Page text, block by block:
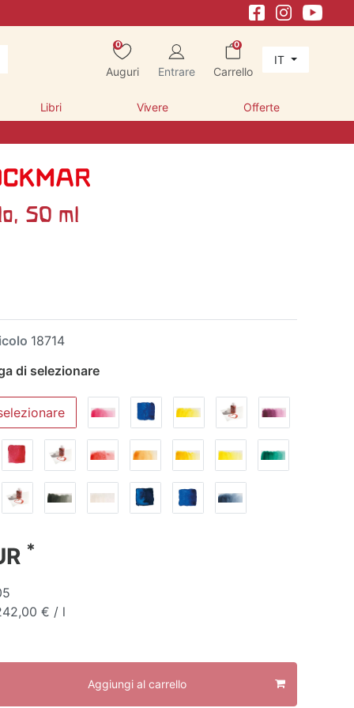
0
Auguri Entrare
0
Carrello
IT
Libri Vivere Offerte
50 ml
18714
di selezionare
*
€ / l
Aggiungi al carrello